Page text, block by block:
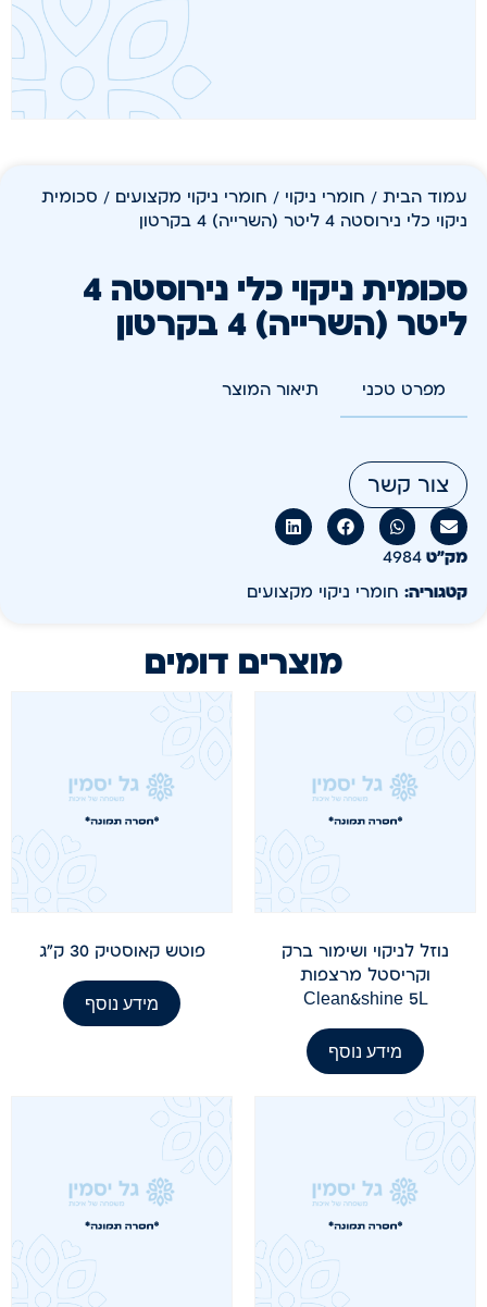
עמוד הבית / חומרי ניקוי / חומרי ניקוי מקצועים / סכומית
ניקוי כלי נירוסטה 4 ליטר (השרייה) 4 בקרטון
סכומית ניקוי כלי נירוסטה 4
ליטר (השרייה) 4 בקרטון
מפרט טכני תיאור המוצר
צור קשר
מק״ט 4984
קטגוריה: חומרי ניקוי מקצועים
מוצרים דומים
נוזל לניקוי ושימור ברק
וקריסטל מרצפות
Clean&shine 5L
מידע נוסף
פוטש קאוסטיק 30 ק"ג
מידע נוסף